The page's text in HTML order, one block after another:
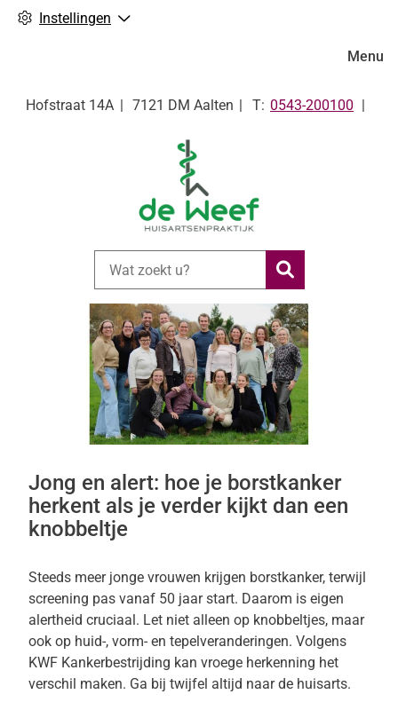
Instellingen
Hofstraat 14A 7121 DM Aalten Tel:
0543-200100
Zoeken
Menu
Jong en alert: hoe je borstkanker
herkent als je verder kijkt dan een
knobbeltje
Steeds meer jonge vrouwen krijgen borstkanker, terwijl
screening pas vanaf 50 jaar start. Daarom is eigen
alertheid cruciaal. Let niet alleen op knobbeltjes, maar
ook op huid-, vorm- en tepelveranderingen. Volgens
KWF Kankerbestrijding kan vroege herkenning het
verschil maken. Ga bij twijfel altijd naar de huisarts.